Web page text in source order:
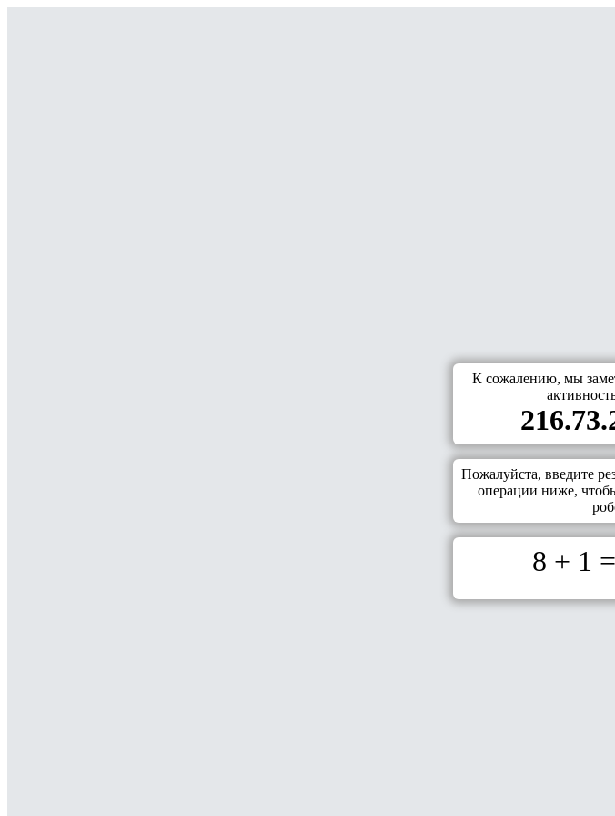
К сожалению, мы
Пожалуйста, введите
операции ниже,
8 + 1 =